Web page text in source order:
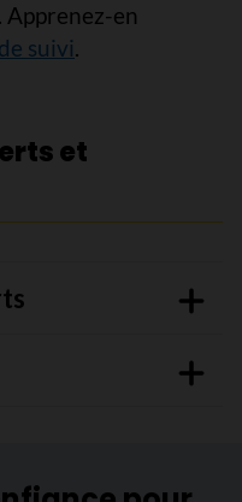
Apprenez-en
suivi.
et